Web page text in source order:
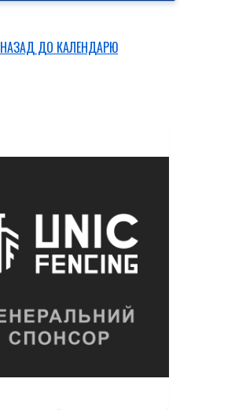
НАЗАД ДО КАЛЕНДАРЮ